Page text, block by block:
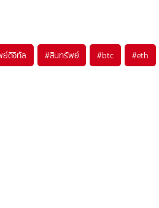
ดิจิทัล #สินทรัพย์ #btc #eth